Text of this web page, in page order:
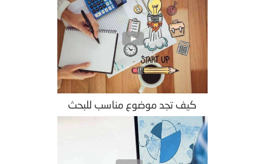
كيف تجد موضوع مناسب للبحث